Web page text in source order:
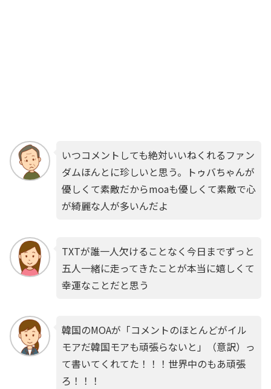
いつコメントしても絶対いいねくれるファン
ダムほんとに珍しいと思う。トゥバちゃんが
優しくて素敵だからmoaも優しくて素敵で心
が綺麗な人が多いんだよ
TXTが誰一人欠けることなく今日までずっと
五人一緒に走ってきたことが本当に嬉しくて
幸運なことだと思う
韓国のMOAが「コメントのほとんどがイル
モアだ韓国モアも頑張らないと」（意訳）っ
て書いてくれてた！！！世界中のもあ頑張
ろ！！！